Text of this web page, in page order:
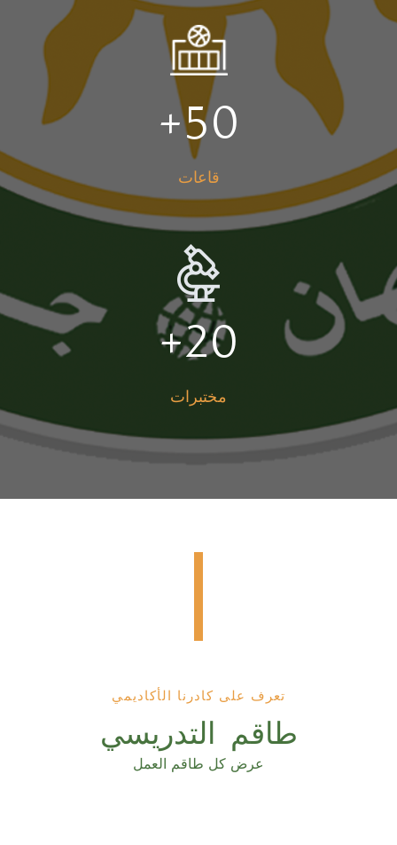
50
+
قاعات
20
+
مختبرات
تعرف على كادرنا الأكاديمي
طاقم التدريسي
عرض كل طاقم العمل